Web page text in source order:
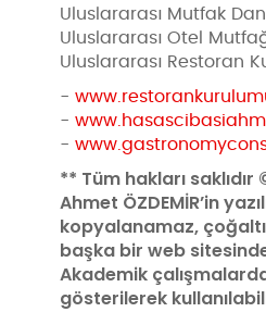
Uluslararası Mutfak
Uluslararası Otel
Uluslararası Restoran
-
-
-
** Tüm hakları
Ahmet ÖZDEMİR’in
kopyalanamaz,
başka bir web
Akademik
gösterilerek